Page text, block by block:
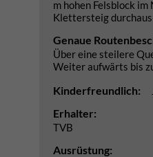
m hohen Felsblock
Klettersteig
Genaue
Über eine steilere
Weiter aufwärts bis
Kinderfreundlich:
Erhalter:
TVB
Ausrüstung: